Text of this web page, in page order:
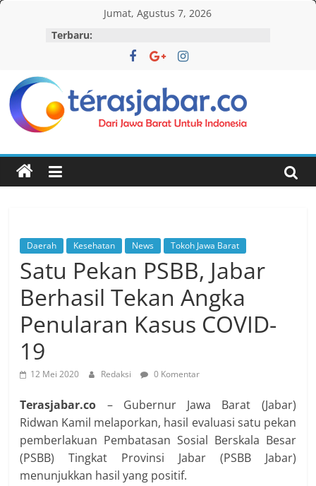
Skip
Jumat, Agustus 7, 2026
Terbaru:
Teras
Jabar
Daerah Kesehatan News Tokoh Jawa Barat
Satu Pekan PSBB, Jabar
Berhasil Tekan Angka
Penularan Kasus COVID-
19
12 Mei 2020 Redaksi 0 Komentar
Terasjabar.co – Gubernur Jawa Barat (Jabar)
Ridwan Kamil melaporkan, hasil evaluasi satu pekan
pemberlakuan Pembatasan Sosial Berskala Besar
(PSBB) Tingkat Provinsi Jabar (PSBB Jabar)
menunjukkan hasil yang positif.